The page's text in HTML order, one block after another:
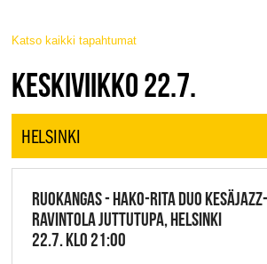
Katso kaikki tapahtumat
JAZZ FINLAND LIVE
KESKIVIIKKO 22.7.
HELSINKI
RUOKANGAS - HAKO-RITA DUO
RAVINTOLA JUTTUTUPA, HELSINKI
22.7. KLO 21:00